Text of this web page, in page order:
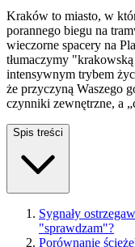
Kraków to miasto, w
porannego biegu na
wieczorne spacery na
tłumaczymy
intensywnym trybem
że przyczyną Waszego
czynniki zewnętrzne, a
Spis treści
Sygnały
"sprawdzam"?
Porównanie